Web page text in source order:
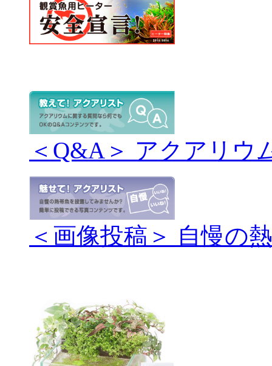
＜Q&A＞ アクアリウ
＜画像投稿＞ 自慢の